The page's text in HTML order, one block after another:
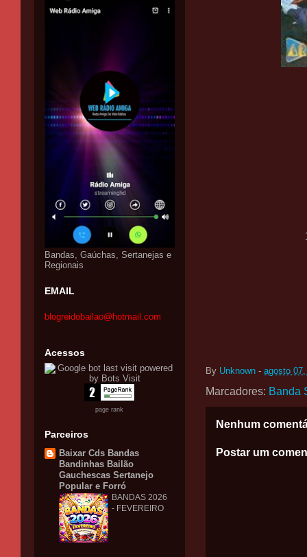
By Unknown - agosto
Marcadores: Banda
Nenhum
Postar um
Bandas, Gaúchas, Sertanejas e
Regionais
EMAIL
blogreidobailao@hotmail.com
Acessos
page rank
Parceiros
Baixar Cds Bandas
Bandinhas Bailão
Gauchescas Sertanejo
Popular e Forró
BANDAS 2026
- FEVEREIRO